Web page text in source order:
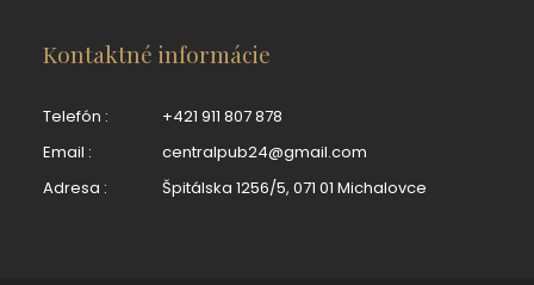
Kontaktné informácie
Telefón :
+421 911 807 878
Email :
centralpub24@gmail.com
Adresa :
Špitálska 1256/5, 071 01 Michalovce